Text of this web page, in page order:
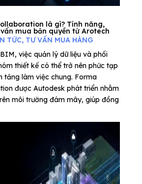
là gì? Tính năng,
mua bản quyền từ Arotech
TỨC, TƯ VẤN MUA HÀNG
việc quản lý dữ liệu và phối
thiết kế có thể trở nên phức tạp
tảng làm việc chung. Forma
được Autodesk phát triển nhằm
môi trường đám mây, giúp đồng